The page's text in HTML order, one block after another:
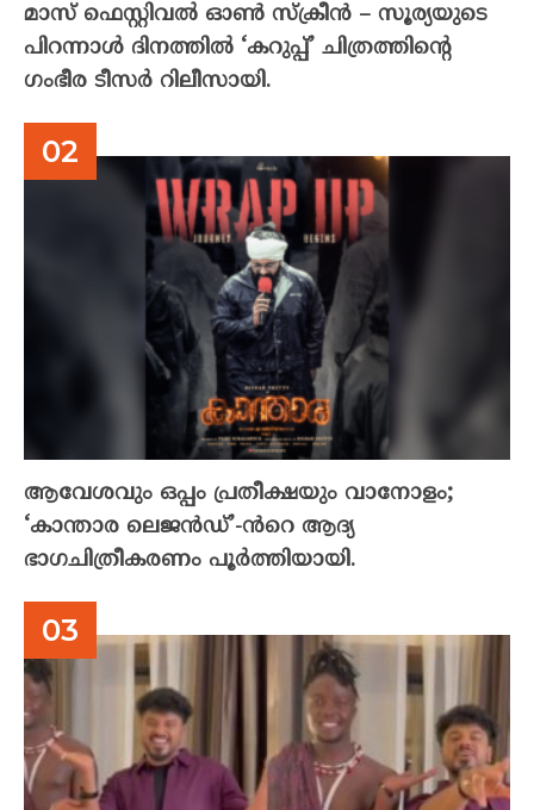
മാസ് ഫെസ്റ്റിവൽ ഓൺ സ്‌ക്രീൻ – സൂര്യയുടെ
പിറന്നാൾ ദിനത്തിൽ ‘കറുപ്പ്’ ചിത്രത്തിന്റെ
ഗംഭീര ടീസർ റിലീസായി.
ആവേശവും ഒപ്പം പ്രതീക്ഷയും വാനോളം;
‘കാന്താര ലെജൻഡ്’-ൻറെ ആദ്യ
ഭാഗചിത്രീകരണം പൂർത്തിയായി.